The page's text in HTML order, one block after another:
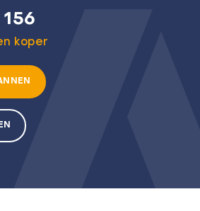
koper